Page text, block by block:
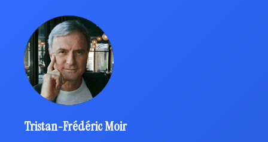
Tristan-Frédéric Moir